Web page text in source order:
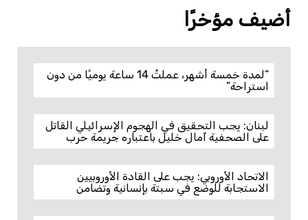
أضيف مؤخرًا
“لمدة خمسة أشهر، عملتُ 14 ساعة يوميًا من دون
استراحة”
لبنان: يجب التحقيق في الهجوم الإسرائيلي القاتل
على الصحفية آمال خليل باعتباره جريمة حرب
الاتحاد الأوروبي: يجب على القادة الأوروبيين
الاستجابة للوضع في سبتة بإنسانية وتضامن